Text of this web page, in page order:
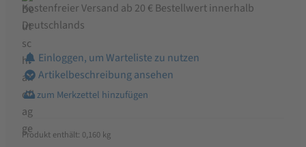
Kostenfreier Versand ab 20 € Bestellwert innerhalb
Deutschlands
Einloggen, um Warteliste zu nutzen
Artikelbeschreibung ansehen
Produkt enthält: 0,160 kg